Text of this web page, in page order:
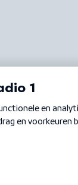
Privacybeleid